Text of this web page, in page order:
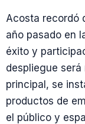
Acosta recordó
año pasado en
éxito y
despliegue
principal, se
productos de
el público y